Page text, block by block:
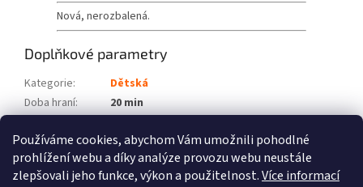
Používáme cookies, abychom Vám umožnili pohodlné
prohlížení webu a díky analýze provozu webu neustále
zlepšovali jeho funkce, výkon a použitelnost.Více informací
Nová, nerozbalená.
Doplňkové parametry
Kategorie:
Dětská
Doba hraní:
20 min
Věková skupina: 7+